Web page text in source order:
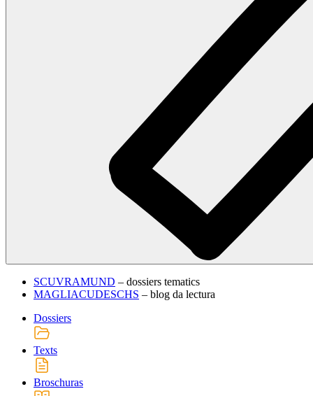
SCUVRAMUND – dossiers tematics
MAGLIACUDESCHS – blog da lectura
Dossiers
Texts
Broschuras